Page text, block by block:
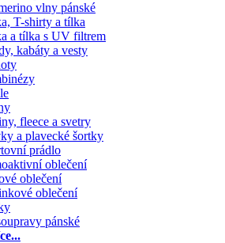
vlny pánské
T-shirty a tílka
a tílka s UV filtrem
kabáty a vesty
fleece a svetry
a plavecké šortky
prádlo
oblečení
oblečení
oblečení
pánské